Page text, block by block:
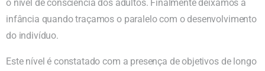
o nível de consciência dos adultos. Finalmente deixamos a
infância quando traçamos o paralelo com o desenvolvimento
do indivíduo.
Este nível é constatado com a presença de objetivos de longo